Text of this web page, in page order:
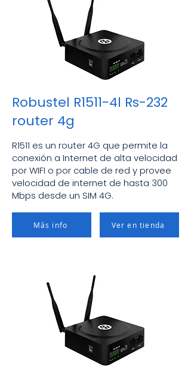
Robustel R1511-4l Rs-232
router 4g
R1511 es un router 4G que permite la
conexión a Internet de alta velocidad
por WIFI o por cable de red y provee
velocidad de internet de hasta 300
Mbps desde un SIM 4G.
Más info Ver en tienda